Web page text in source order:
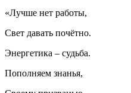
«Лучше нет работы,
Свет давать почётно.
Энергетика – судьба.
Пополняем знанья,